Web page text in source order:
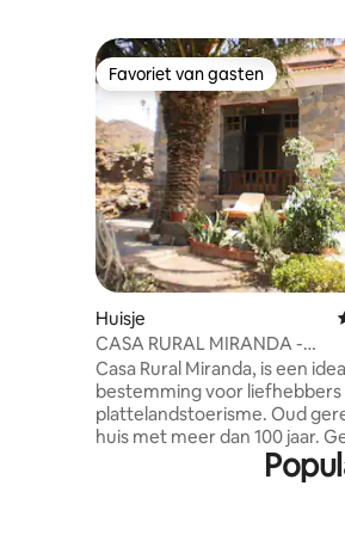
Favoriet van gasten
Favoriet van gasten
Huisje
CASA RURAL MIRANDA -
VALLEHERMOSO
Casa Rural Miranda, is een
bestemming voor liefhebbers
plattelandstoerisme. Oud
huis met meer dan 100 jaar. Gelegen in
een klein dorpje op een klein
Atlantische Oceaan , maken